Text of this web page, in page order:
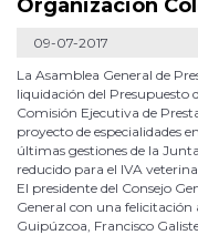
Organización
09-07-2017
La Asamblea General de
liquidación del Presupuesto
Comisión Ejecutiva de
proyecto de especialidades
últimas gestiones de la
reducido para el IVA
El presidente del Consejo
General con una felicitación
Guipúzcoa, Francisco